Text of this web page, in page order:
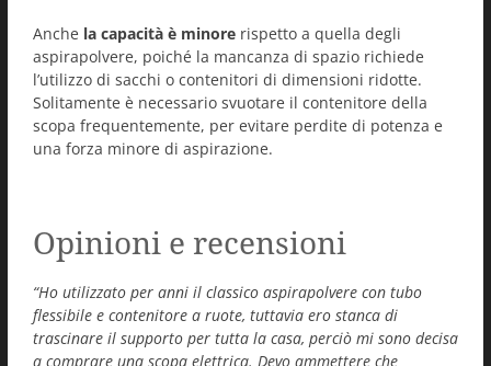
Anche la capacità è minore rispetto a quella degli
aspirapolvere, poiché la mancanza di spazio richiede
l’utilizzo di sacchi o contenitori di dimensioni ridotte.
Solitamente è necessario svuotare il contenitore della
scopa frequentemente, per evitare perdite di potenza e
una forza minore di aspirazione.
Opinioni e recensioni
“Ho utilizzato per anni il classico aspirapolvere con tubo
flessibile e contenitore a ruote, tuttavia ero stanca di
trascinare il supporto per tutta la casa, perciò mi sono decisa
a comprare una scopa elettrica. Devo ammettere che